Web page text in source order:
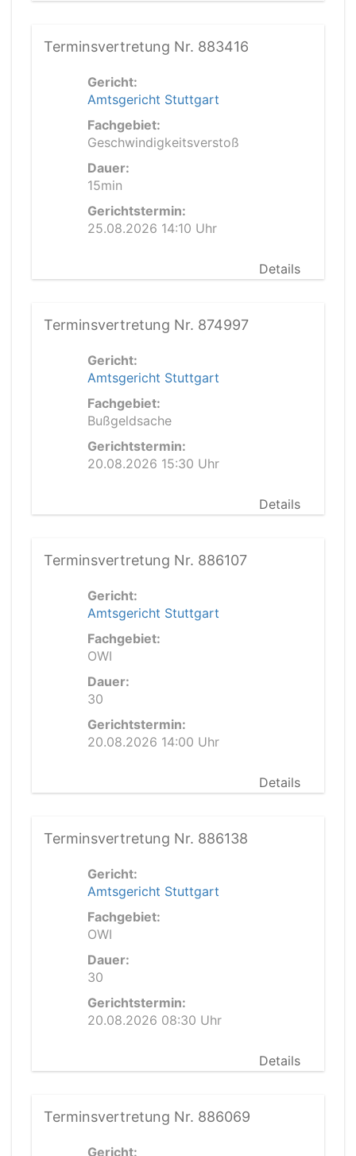
Terminsvertretung Nr. 883416
Gericht:
Amtsgericht Stuttgart
Fachgebiet:
Geschwindigkeitsverstoß
Dauer:
15min
Gerichtstermin:
25.08.2026 14:10 Uhr
Details
Terminsvertretung Nr. 874997
Gericht:
Amtsgericht Stuttgart
Fachgebiet:
Bußgeldsache
Gerichtstermin:
20.08.2026 15:30 Uhr
Details
Terminsvertretung Nr. 886107
Gericht:
Amtsgericht Stuttgart
Fachgebiet:
OWI
Dauer:
30
Gerichtstermin:
20.08.2026 14:00 Uhr
Details
Terminsvertretung Nr. 886138
Gericht:
Amtsgericht Stuttgart
Fachgebiet:
OWI
Dauer:
30
Gerichtstermin:
20.08.2026 08:30 Uhr
Details
Terminsvertretung Nr. 886069
Gericht: